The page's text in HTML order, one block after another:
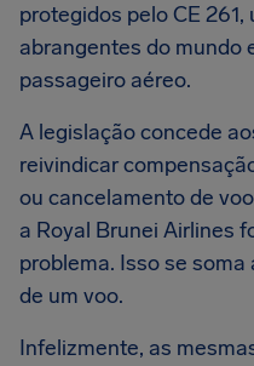
protegidos pelo CE 261,
abrangentes do mundo
passageiro aéreo.
A legislação concede
reivindicar
ou cancelamento de
a Royal Brunei Airlines
problema. Isso se
de um voo.
Infelizmente, as